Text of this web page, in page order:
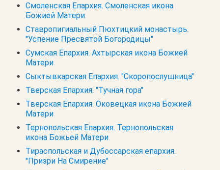
Смоленская Епархия. Смоленская икона
Божией Матери
Ставропигиальный Пюхтицкий монастырь.
"Успение Пресвятой Богородицы"
Сумская Епархия. Ахтырская икона Божией
Матери
Сыктывкарская Епархия. "Скоропослушница"
Тверская Епархия. "Тучная гора"
Тверская Епархия. Оковецкая икона Божией
Матери
Тернопольская Епархия. Тернопольская
икона Божьей Матери
Тираспольская и Дубоссарская епархия.
"Призри На Смирение"